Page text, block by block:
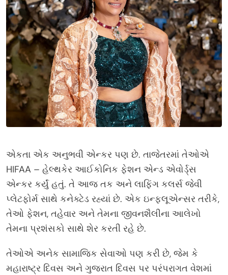
એકતા એક અનુભવી એન્કર પણ છે. તાજેતરમાં તેઓએ
HIFAA – હેલ્થકેર આઈકોનિક ફેશન એન્ડ એવોર્ડ્સ
એન્કર કર્યું હતું. તે આજ તક અને લાફિંગ કલર્સ જેવી
પ્લેટફોર્મ સાથે કનેક્ટેડ રહ્યાં છે. એક ઇન્ફ્લૂએન્સર તરીકે,
તેઓ ફેશન, તહેવાર અને તેમના જીવનશૈલીના આલેખો
તેમના પ્રશંસકો સાથે શેર કરતી રહે છે.
તેઓએ અનેક સામાજિક સેવાઓ પણ કરી છે, જેમ કે
મહારાષ્ટ્ર દિવસ અને ગુજરાત દિવસ પર પરંપરાગત વેશમાં